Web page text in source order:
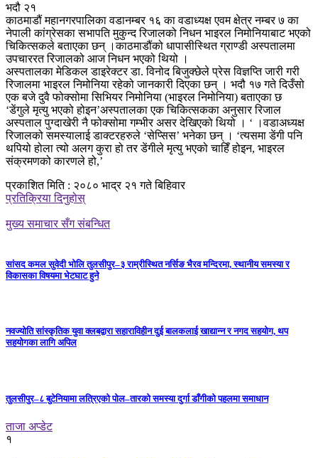
भदौ २१
काठमाडौं महानगरपालिका वडानम्बर १६ का वडाध्यक्ष एवम क्षेत्र नम्बर ७ का
नेपाली कांग्रेसका सभापति मुकुन्द रिजालको निधन भाइरल निमोनियाबाट भएको
चिकित्सकले बताएका छन् ।काठमाडौंको धापासीस्थित ग्राण्डी अस्पतालमा
उपचाररत रिजालको आज निधन भएको थियो ।
अस्पतालका मेडिकल डाइरेक्टर डा. विनोद बिजुक्छेले प्रेस विज्ञप्ति जारी गरी
रिजालमा भाइरल निमोनिया रहेको जानकारी दिएका छन् । भदौ १७ गते दिउँसो
एक बजे दुवै फोक्सोमा सिभियर निमोनिया (भाइरल निमोनिया) बताएका छ
‘डेंगुले मृत्यु भएको होइन’अस्पतालका एक चिकित्सकका अनुसार रिजाल
अस्पताल पुग्दाखेरी नै फोक्सोमा गम्भीर असर देखिएको थियो । ‘ ।वडाअध्यक्ष
रिजालको समस्यालाई डाक्टरहरुले ‘सेप्सिस’ भनेका छन् । ‘त्यसमा डेंगी पनि
थपियो होला त्यो अलग कुरा हो तर डेंगीले मृत्यु भएको चाहिँ होइन, भाइरल
संक्रमणको कारणले हो,’
प्रकाशित मिति : २०८० भाद्र २१ गते बिहिवार
प्रतिक्रिया दिनुहोस्
मुख्य समाचार सँग संबन्धित
सांसद कमल सुवेदी भोलि तुलसीपुर–३ राम्रीस्थित नर्सिङ भैरव मन्दिरमा, स्थानीय समस्या र
विकासका विषयमा भेटघाट हुने
नवज्योति सांस्कृतिक युवा क्लबद्वारा सहाराविहीन दुई बालकलाई खाद्यान्न र नगद सहयोग, थप
सहयोगका लागि अपिल
तुलसीपुर–८ बुटेनियामा लत्रिएको पोल–तारको समस्या दुर्गा डाँगीको पहलमा समाधान
ताजा अप्डेट
१